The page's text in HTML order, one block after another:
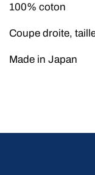
100% coton
Coupe droite,
Made in Japan